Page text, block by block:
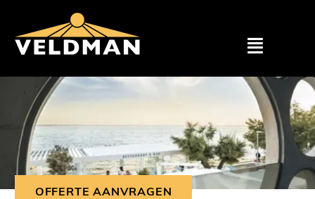
Particulier
Zakelijk
OFFERTE AANVRAGEN